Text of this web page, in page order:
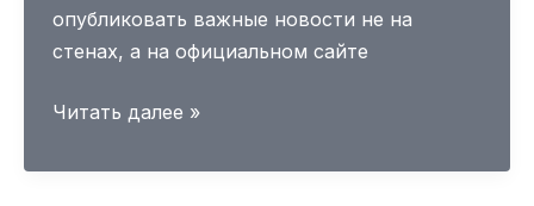
опубликовать важные новости не на
стенах, а на официальном сайте
Уважаемые
Читать далее »